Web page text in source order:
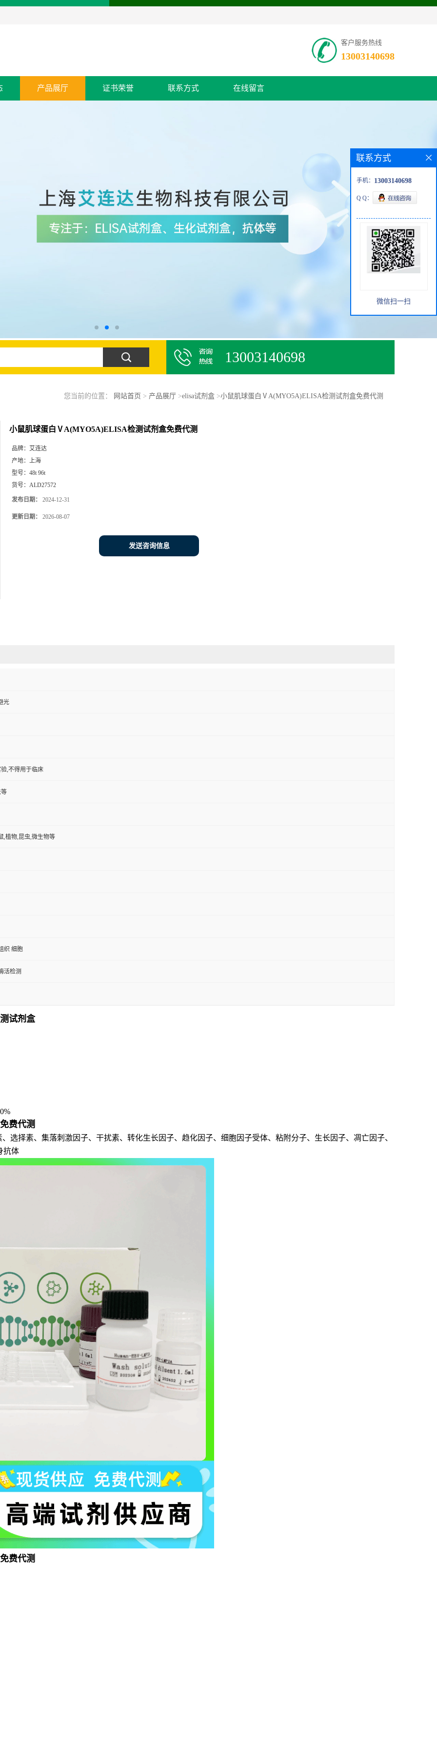
客户服务热线
13003140698
产品展厅 证书荣誉 联系方式 在线留言
13003140698
您当前的位置： 网站首页 > 产品展厅 >elisa试剂盒>小鼠肌球蛋白ⅤA(MYO5A)ELISA检测试剂盒免费代测
小鼠肌球蛋白ⅤA(MYO5A)ELISA检测试剂盒免费代测
品牌： 艾连达
产地： 上海
型号： 48t 96t
货号： ALD27572
发布日期： 2024-12-31
更新日期： 2026-08-07
发送咨询信息
光
,不得用于临床
,植物,昆虫,微生物等
织 细胞
活检测
试剂盒
费代测
选择素、集落刺激因子、干扰素、转化生长因子、趋化因子、细胞因子受体、粘附分子、生长因子、凋亡因子、
抗体
费代测
联系方式
手机： 13003140698
Q Q：
微信扫一扫